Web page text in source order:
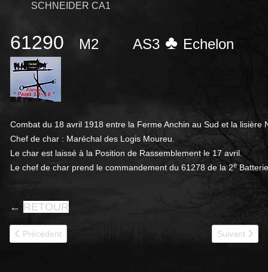
SCHNEIDER CA1
61290 M2AS3 ♣
Combat du 18 avril 1918 entre la Ferme Anchin au Sud et la lisière
Chef de char : Maréchal des Logis Moureu.
Le char est laissé à la Position de Rassemblement le 17 avril.
Le chef de char prend le commandement du 61278 de la 2eBatterie
← RETOUR
Article précédent : 61291
Précédent Article
Suivant